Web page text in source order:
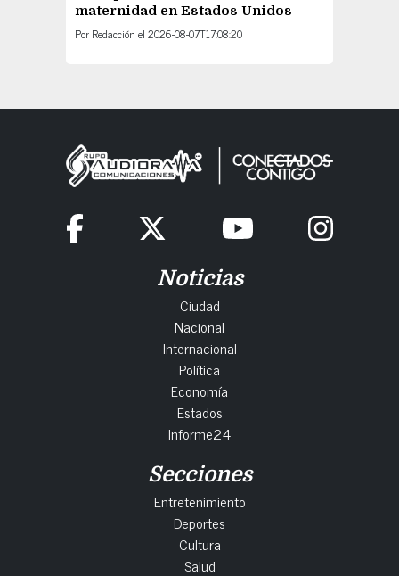
maternidad en Estados Unidos
Por Redacción el 2026-08-07T17:08:20
Noticias
Ciudad
Nacional
Internacional
Política
Economía
Estados
Informe24
Secciones
Entretenimiento
Deportes
Cultura
Salud